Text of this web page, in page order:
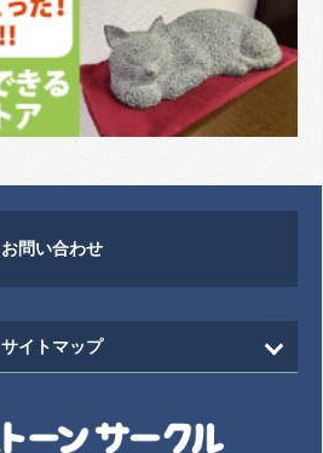
お問い合わせ
サイトマップ